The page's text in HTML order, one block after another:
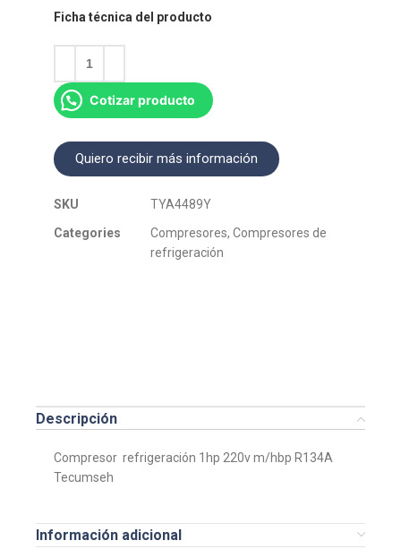
Ficha técnica del producto
Cotizar producto
Quiero recibir más información
SKU
TYA4489Y
Categories
Compresores, Compresores de
refrigeración
Descripción
Compresor refrigeración 1hp 220v m/hbp R134A
Tecumseh
Información adicional